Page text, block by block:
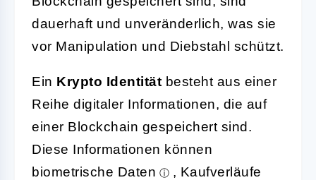
dauerhaft und unveränderlich, was sie
vor Manipulation und Diebstahl schützt.
Ein Krypto Identität besteht aus einer
Reihe digitaler Informationen, die auf
einer Blockchain gespeichert sind.
Diese Informationen können
biometrische Daten
, Kaufverläufe